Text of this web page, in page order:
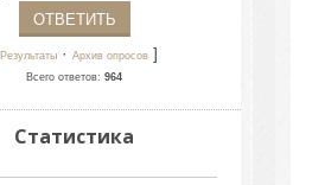
Результаты · Архив опросов ]
Всего ответов: 964
Статистика